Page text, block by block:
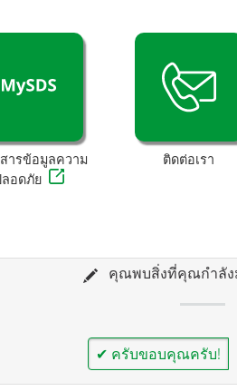
ารข้อมูลความ
อดภัย
ติดต่อเรา
คุณพบสิ่งที่คุณกำลัง
✔ ครับขอบคุณครับ!